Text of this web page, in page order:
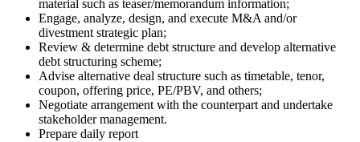
material such as teaser/memorandum information;
Engage, analyze, design, and execute M&A and/or
divestment strategic plan;
Review & determine debt structure and develop alternative
debt structuring scheme;
Advise alternative deal structure such as timetable, tenor,
coupon, offering price, PE/PBV, and others;
Negotiate arrangement with the counterpart and undertake
stakeholder management.
Prepare daily report